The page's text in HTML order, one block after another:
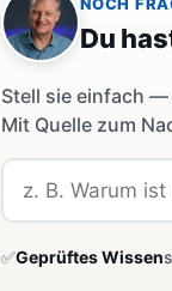
NOCH
Du
Stell sie einfach
Mit Quelle zum
✅Geprüftes Wissen